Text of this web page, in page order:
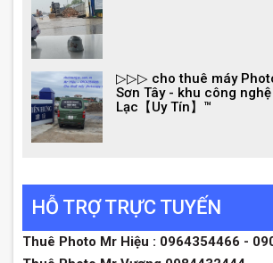
▷▷▷ cho thuê máy
Sơn Tây - khu công
Lạc【Uy Tín】™
HỖ TRỢ TRỰC TUYẾN
Thuê Photo Mr Hiệu : 0964354466 -